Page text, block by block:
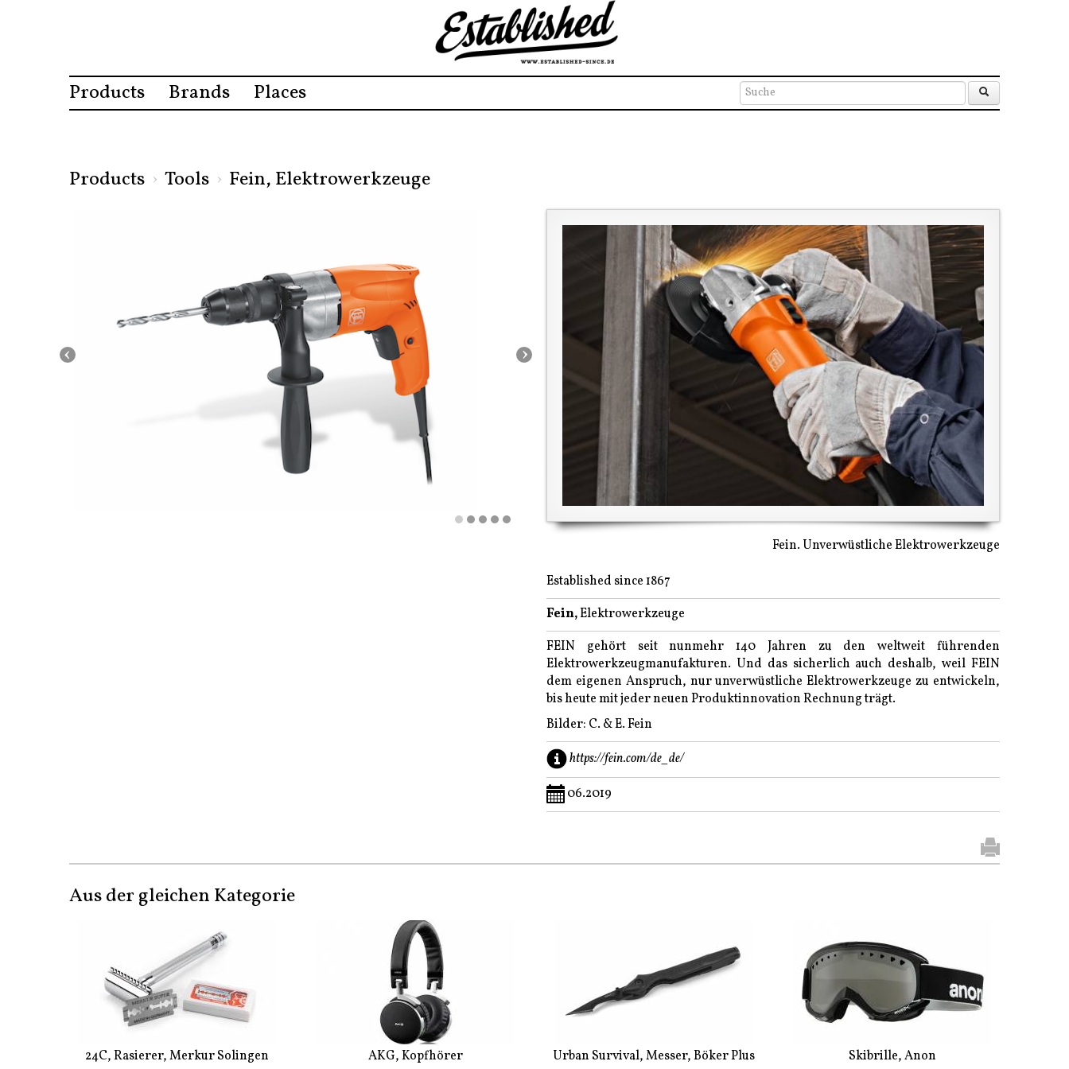
Products Brands Places
Products › Tools › Fein, Elektrowerkzeuge
‹ ›
Fein. Unverwüstliche Elektrowerkzeuge
Established since 1867
Fein,Elektrowerkzeuge
FEIN gehört seit nunmehr 140 Jahren zu den weltweit führenden
Elektrowerkzeugmanufakturen. Und das sicherlich auch deshalb, weil FEIN
dem eigenen Anspruch, nur unverwüstliche Elektrowerkzeuge zu entwickeln,
bis heute mit jeder neuen Produktinnovation Rechnung trägt.
Bilder: C. & E. Fein
https://fein.com/de_de/
06.2019
Aus der gleichen Kategorie
24C, Rasierer, Merkur Solingen AKG, Kopfhörer Urban Survival, Messer, Böker Plus Skibrille, Anon